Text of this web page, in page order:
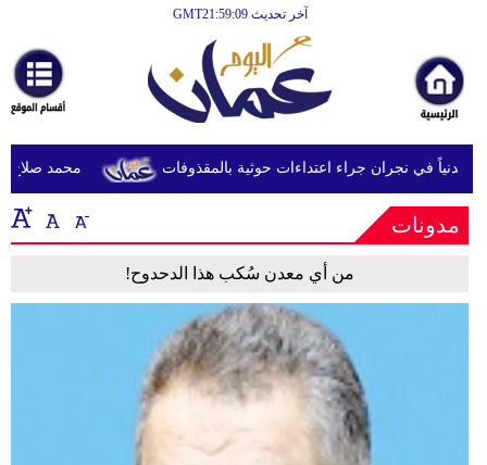
آخر تحديث GMT21:59:09
أخبارعاجلة
رياضة
ثقافة
إقتصاد
محمد صلاح
مدونات
من أي معدن سُكب هذا الدحدوح!